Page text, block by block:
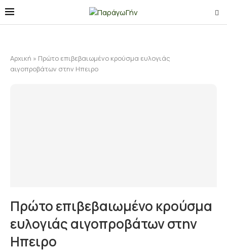
Αρχική » Πρώτο επιβεβαιωμένο κρούσμα ευλογιάς
αιγοπροβάτων στην Ηπειρο
Πρώτο επιβεβαιωμένο κρούσμα
ευλογιάς αιγοπροβάτων στην
Ηπειρο